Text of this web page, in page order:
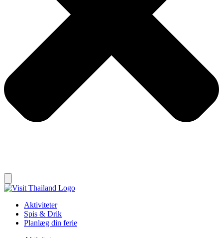
Aktiviteter
Spis & Drik
Planlæg din ferie